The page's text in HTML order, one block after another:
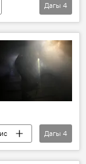
Дагы 4
ис
Дагы 4